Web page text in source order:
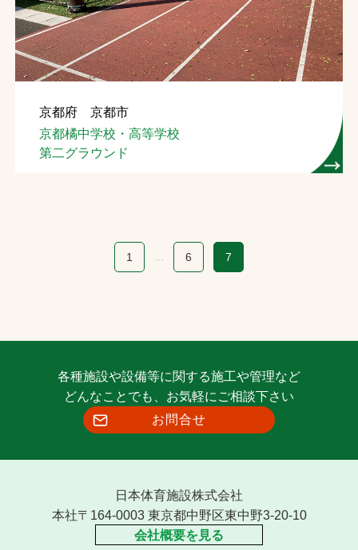
京都府 京都市
京都橘中学校・高等学校
第二グラウンド
1 ... 6 7
各種施設や設備等に関する施工や管理など
どんなことでも、お気軽にご相談下さい
お問合せ
日本体育施設株式会社
本社〒164-0003 東京都中野区東中野3-20-10
会社概要を見る